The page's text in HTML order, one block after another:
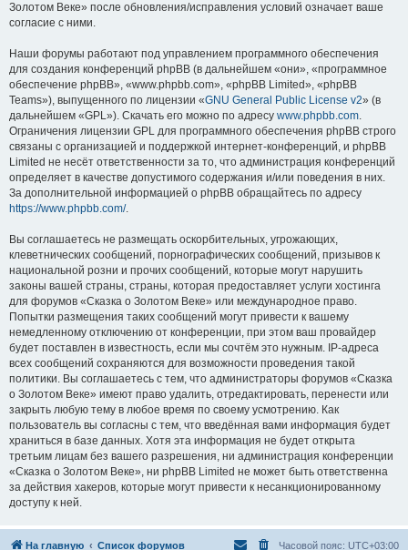
Золотом Веке» после обновления/исправления условий означает ваше
согласие с ними.
Наши форумы работают под управлением программного обеспечения
для создания конференций phpBB (в дальнейшем «они», «программное
обеспечение phpBB», «www.phpbb.com», «phpBB Limited», «phpBB
Teams»), выпущенного по лицензии «GNU General Public License v2» (в
дальнейшем «GPL»). Скачать его можно по адресу www.phpbb.com.
Ограничения лицензии GPL для программного обеспечения phpBB строго
связаны с организацией и поддержкой интернет-конференций, и phpBB
Limited не несёт ответственности за то, что администрация конференций
определяет в качестве допустимого содержания и/или поведения в них.
За дополнительной информацией о phpBB обращайтесь по адресу
https://www.phpbb.com/.
Вы соглашаетесь не размещать оскорбительных, угрожающих,
клеветнических сообщений, порнографических сообщений, призывов к
национальной розни и прочих сообщений, которые могут нарушить
законы вашей страны, страны, которая предоставляет услуги хостинга
для форумов «Сказка о Золотом Веке» или международное право.
Попытки размещения таких сообщений могут привести к вашему
немедленному отключению от конференции, при этом ваш провайдер
будет поставлен в известность, если мы сочтём это нужным. IP-адреса
всех сообщений сохраняются для возможности проведения такой
политики. Вы соглашаетесь с тем, что администраторы форумов «Сказка
о Золотом Веке» имеют право удалить, отредактировать, перенести или
закрыть любую тему в любое время по своему усмотрению. Как
пользователь вы согласны с тем, что введённая вами информация будет
храниться в базе данных. Хотя эта информация не будет открыта
третьим лицам без вашего разрешения, ни администрация конференции
«Сказка о Золотом Веке», ни phpBB Limited не может быть ответственна
за действия хакеров, которые могут привести к несанкционированному
доступу к ней.
На главную Список форумов Часовой пояс: UTC+03:00